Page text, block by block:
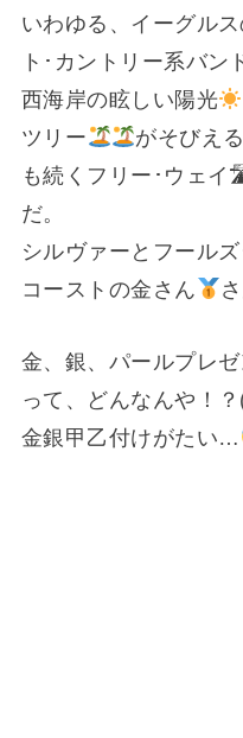
いわゆる、イーグル
ト･カントリー系バン
西海岸の眩しい陽光
ツリー
がそびえ
も続くフリー･ウェ
だ。
シルヴァーとフール
コーストの金さん
金、銀、パールプレゼ
って、どんなんや！
金銀甲乙付けがたい…